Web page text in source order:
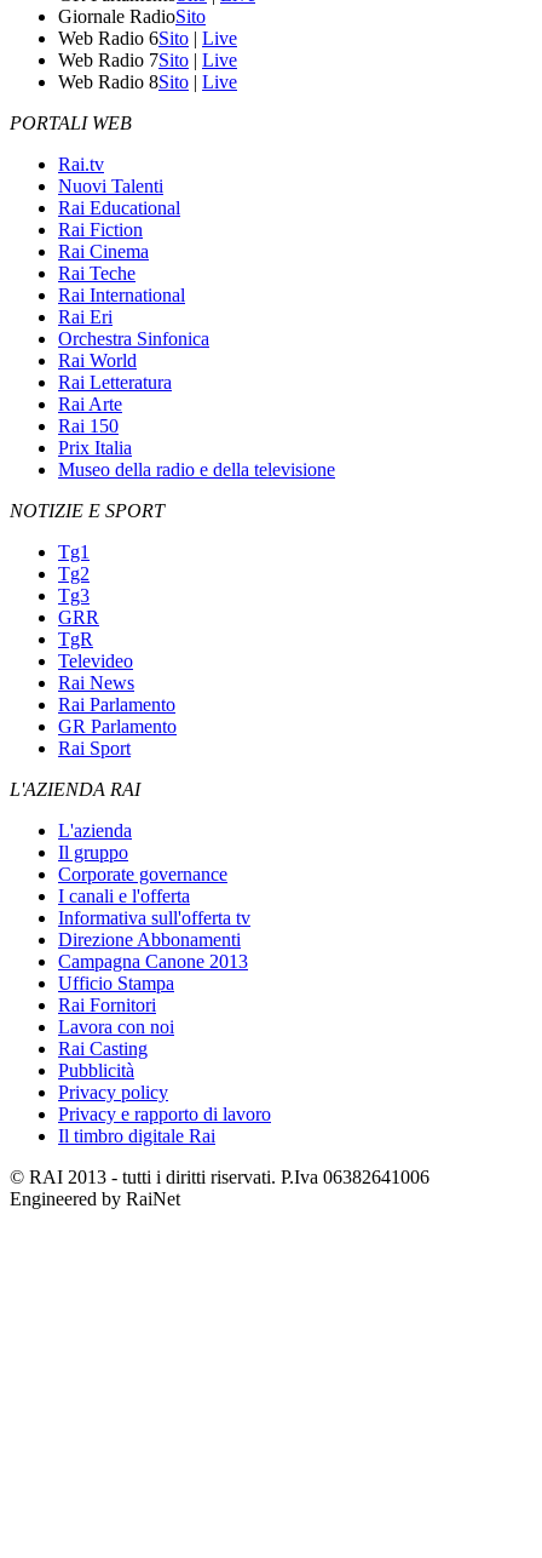
Giornale RadioSito
Web Radio 6Sito | Live
Web Radio 7Sito | Live
Web Radio 8Sito | Live
PORTALI WEB
Rai.tv
Nuovi Talenti
Rai Educational
Rai Fiction
Rai Cinema
Rai Teche
Rai International
Rai Eri
Orchestra Sinfonica
Rai World
Rai Letteratura
Rai Arte
Rai 150
Prix Italia
Museo della radio e della televisione
NOTIZIE E SPORT
Tg1
Tg2
Tg3
GRR
TgR
Televideo
Rai News
Rai Parlamento
GR Parlamento
Rai Sport
L'AZIENDA RAI
L'azienda
Il gruppo
Corporate governance
I canali e l'offerta
Informativa sull'offerta tv
Direzione Abbonamenti
Campagna Canone 2013
Ufficio Stampa
Rai Fornitori
Lavora con noi
Rai Casting
Pubblicità
Privacy policy
Privacy e rapporto di lavoro
Il timbro digitale Rai
© RAI 2013 - tutti i diritti riservati. P.Iva 06382641006
Engineered by RaiNet